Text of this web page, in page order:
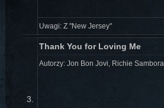
Uwagi: Z ''New Jersey''
3.
Thank You for Loving Me
Autorzy: Jon Bon Jovi, Richie Sambora